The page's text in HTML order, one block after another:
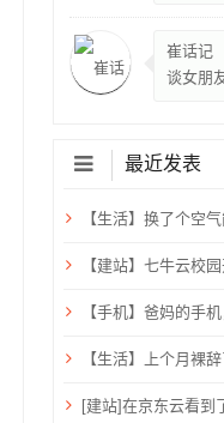
崔话记
谈女朋
最近发表
【生活】换了个空
【生活】上个月裸